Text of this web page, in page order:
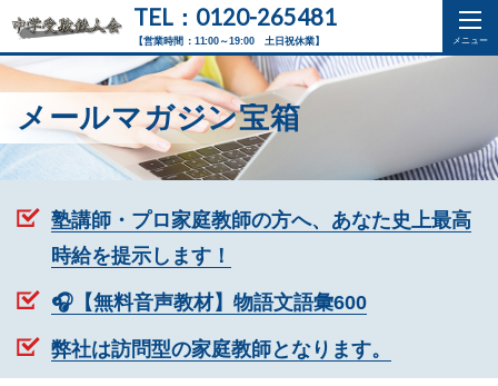
【営業時間：11:00～19:00 土日祝休業】
TEL：0120-265481
メールマガジン宝箱
塾講師・プロ家庭教師の方へ、あなた史上最高
時給を提示します！
🎧【無料音声教材】物語文語彙600
弊社は訪問型の家庭教師となります。